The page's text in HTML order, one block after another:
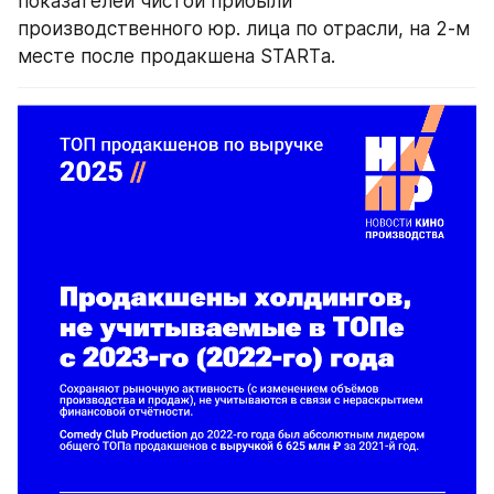
производственного юр. лица по отрасли, на 2-м
месте после продакшена STARTа.